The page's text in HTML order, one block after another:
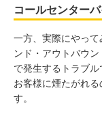
コールセンター
一方、実際にやっ
ンド・アウトバウ
で発生するトラブル
お客様に煙たがれ
す。